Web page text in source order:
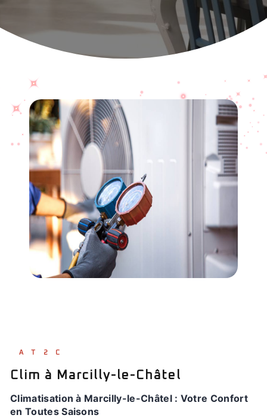
AT2C
Clim à Marcilly-le-Châtel
Climatisation à Marcilly-le-Châtel : Votre Confort
en Toutes Saisons